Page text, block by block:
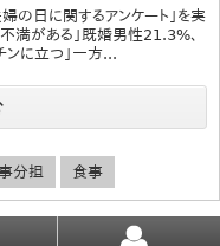
の日に関するアンケート」を実
満がある」既婚男性21.3%、
に立つ」一方...
分担 食事